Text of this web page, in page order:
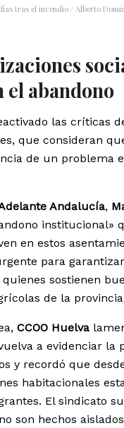
tras el incendio / Alberto
el abandono
las críticas
que consideran
de un problema
Andalucía,
institucional»
en estos
para
sostienen
de la
CCOO Huelva
a evidenciar la
y recordó que
habitacionales
El sindicato
son hechos